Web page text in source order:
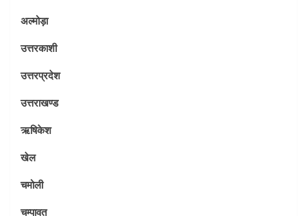
अल्मोड़ा
उत्तरकाशी
उत्तरप्रदेश
उत्तराखण्ड
ऋषिकेश
खेल
चमोली
चम्पावत